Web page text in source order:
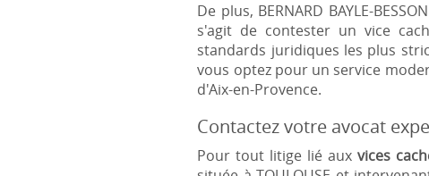
De plus, BERNARD BAYLE-
s'agit de contester un vice
standards juridiques les plus
vous optez pour un service
d'Aix-en-Provence.
Contactez votre avocat
Pour tout litige lié auxvices